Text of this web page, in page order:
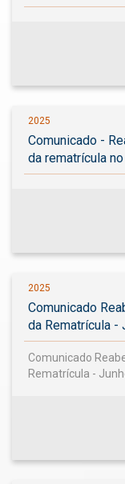
2025
Comunicado -
da rematrícula
2025
Comunicado
da Rematrícula -
Comunicado
Rematrícula -